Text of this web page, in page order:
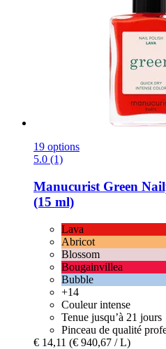
19 options
5.0 (1)
Manucurist Green
(15 ml)
Lava
Abricot
Blossom
Bougainvillea
Bubble
+14
Couleur intense
Tenue jusqu’à 21 jours
Pinceau de qualité
€ 14,11 (€ 940,67 / L)